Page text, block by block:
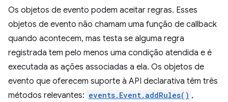
Os objetos de evento podem aceitar regras. Esses
objetos de evento não chamam uma função de callback
quando acontecem, mas testa se alguma regra
registrada tem pelo menos uma condição atendida e é
executada as ações associadas a ela. Os objetos de
evento que oferecem suporte à API declarativa têm três
métodos relevantes: events.Event.addRules() ,